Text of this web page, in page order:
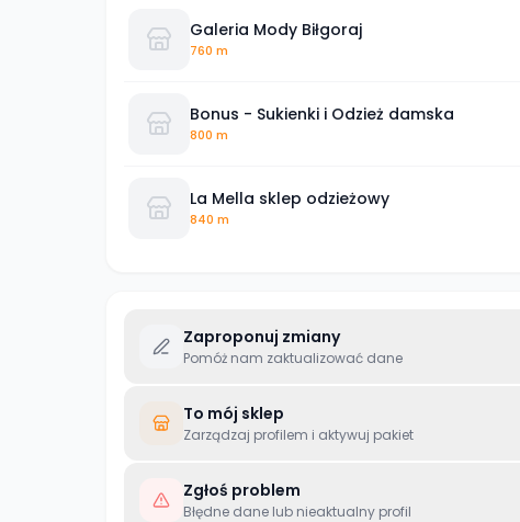
Galeria Mody Biłgoraj
760 m
Bonus - Sukienki i Odzież damska
800 m
La Mella sklep odzieżowy
840 m
Zaproponuj zmiany
Pomóż nam zaktualizować dane
To mój sklep
Zarządzaj profilem i aktywuj pakiet
Zgłoś problem
Błędne dane lub nieaktualny profil